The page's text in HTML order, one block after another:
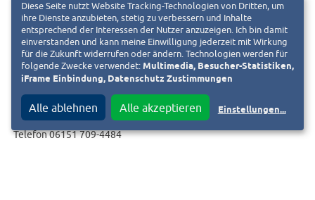
Lennart Sauerwald
Telefon 06151 709-4484
Diese Seite nutzt Website Tracking-Technologien von Dritten, um
ihre Dienste anzubieten, stetig zu verbessern und Inhalte
entsprechend der Interessen der Nutzer anzuzeigen. Ich bin damit
einverstanden und kann meine Einwilligung jederzeit mit Wirkung
für die Zukunft widerrufen oder ändern. Technologien werden für
folgende Zwecke verwendet: Multimedia, Besucher-Statistiken,
iFrame Einbindung, Datenschutz Zustimmungen
Alle ablehnen Alle akzeptieren Einstellungen...